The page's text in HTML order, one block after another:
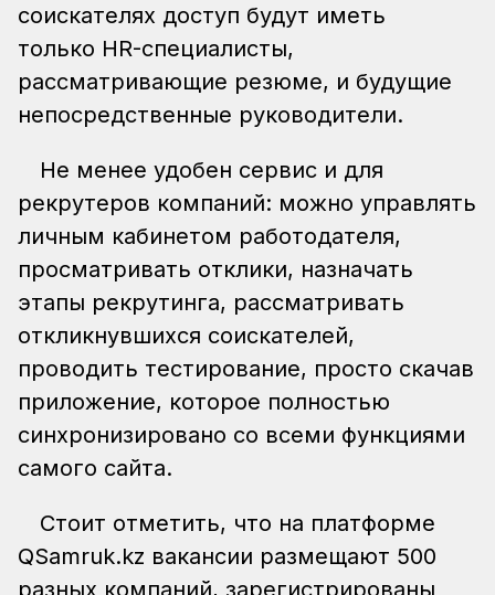
соискателях доступ будут иметь
только HR-специалисты,
рассматривающие резюме, и будущие
непосредственные руководители.
Не менее удобен сервис и для
рекрутеров компаний: можно управлять
личным кабинетом работодателя,
просматривать отклики, назначать
этапы рекрутинга, рассматривать
откликнувшихся соискателей,
проводить тестирование, просто скачав
приложение, которое полностью
синхронизировано со всеми функциями
самого сайта.
Стоит отметить, что на платформе
QSamruk.kz вакансии размещают 500
разных компаний, зарегистрированы